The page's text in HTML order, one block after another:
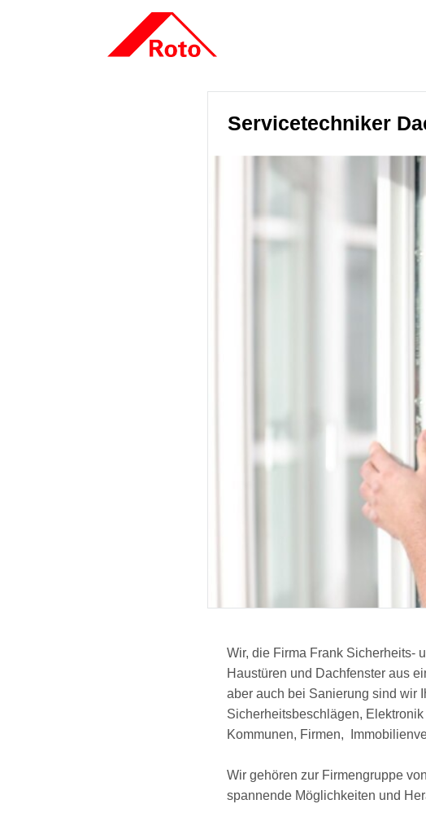
Servicetechniker
Wir, die Firma Frank Sicherheits-
Haustüren und Dachfenster aus
aber auch bei Sanierung sind wir
Sicherheitsbeschlägen,
Kommunen, Firmen,
Wir gehören zur Firmengruppe
spannende Möglichkeiten und